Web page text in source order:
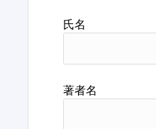
氏名
著者名